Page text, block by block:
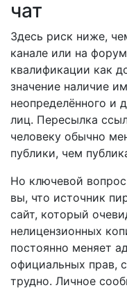
чат
Здесь риск ниже,
канале или на
квалификации как
значение наличие
неопределённого и
лиц. Пересылка
человеку обычно
публики, чем
Но ключевой
вы, что источник
сайт, который
нелицензионных
постоянно меняет
официальных прав,
трудно. Личное